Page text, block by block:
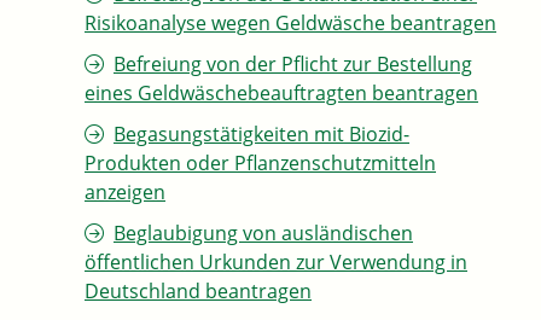
Risikoanalyse wegen Geldwäsche beantragen
Befreiung von der Pflicht zur Bestellung
eines Geldwäschebeauftragten beantragen
Begasungstätigkeiten mit Biozid-
Produkten oder Pflanzenschutzmitteln
anzeigen
Beglaubigung von ausländischen
öffentlichen Urkunden zur Verwendung in
Deutschland beantragen